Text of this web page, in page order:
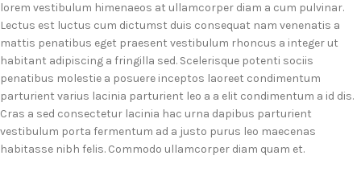
lorem vestibulum himenaeos at ullamcorper diam a cum pulvinar.
Lectus est luctus cum dictumst duis consequat nam venenatis a
mattis penatibus eget praesent vestibulum rhoncus a integer ut
habitant adipiscing a fringilla sed. Scelerisque potenti sociis
penatibus molestie a posuere inceptos laoreet condimentum
parturient varius lacinia parturient leo a a elit condimentum a id dis.
Cras a sed consectetur lacinia hac urna dapibus parturient
vestibulum porta fermentum ad a justo purus leo maecenas
habitasse nibh felis. Commodo ullamcorper diam quam et.